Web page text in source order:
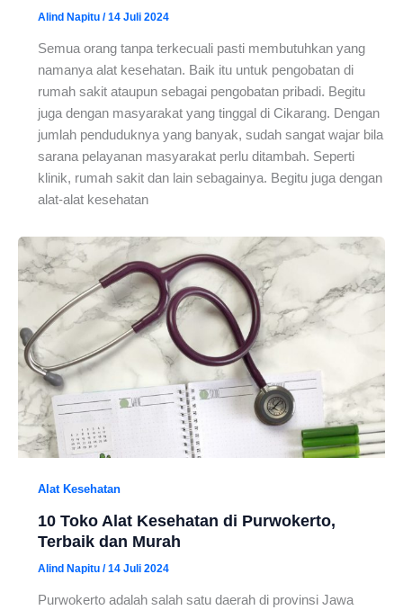
Alind Napitu /14 Juli 2024
Semua orang tanpa terkecuali pasti membutuhkan yang
namanya alat kesehatan. Baik itu untuk pengobatan di
rumah sakit ataupun sebagai pengobatan pribadi. Begitu
juga dengan masyarakat yang tinggal di Cikarang. Dengan
jumlah penduduknya yang banyak, sudah sangat wajar bila
sarana pelayanan masyarakat perlu ditambah. Seperti
klinik, rumah sakit dan lain sebagainya. Begitu juga dengan
alat-alat kesehatan
Alat Kesehatan
10 Toko Alat Kesehatan di Purwokerto,
Terbaik dan Murah
Alind Napitu /14 Juli 2024
Purwokerto adalah salah satu daerah di provinsi Jawa